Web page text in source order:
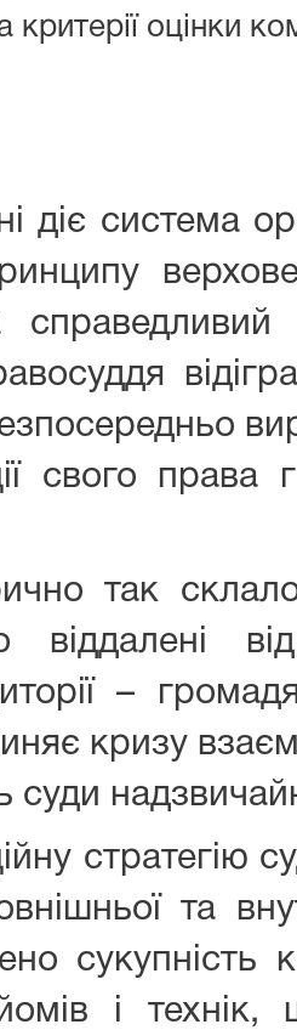
критерії оцінки
система
свого права
так
віддалені
–
кризу
суди
стратегію
та
сукупність
і